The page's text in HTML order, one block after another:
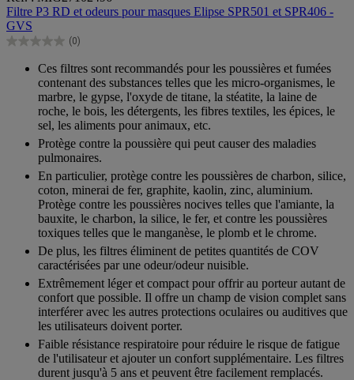
sur
5
étoiles.
Filtre P3 RD et odeurs pour masques Elipse SPR501 et SPR406 -
GVS
(0)
0.0
étoiles.
Ces filtres sont recommandés pour les poussières et fumées
contenant des substances telles que les micro-organismes, le
marbre, le gypse, l'oxyde de titane, la stéatite, la laine de
roche, le bois, les détergents, les fibres textiles, les épices, le
sel, les aliments pour animaux, etc.
Protège contre la poussière qui peut causer des maladies
pulmonaires.
En particulier, protège contre les poussières de charbon, silice,
coton, minerai de fer, graphite, kaolin, zinc, aluminium.
Protège contre les poussières nocives telles que l'amiante, la
bauxite, le charbon, la silice, le fer, et contre les poussières
toxiques telles que le manganèse, le plomb et le chrome.
De plus, les filtres éliminent de petites quantités de COV
caractérisées par une odeur/odeur nuisible.
Extrêmement léger et compact pour offrir au porteur autant de
confort que possible. Il offre un champ de vision complet sans
interférer avec les autres protections oculaires ou auditives que
les utilisateurs doivent porter.
Faible résistance respiratoire pour réduire le risque de fatigue
de l'utilisateur et ajouter un confort supplémentaire. Les filtres
durent jusqu'à 5 ans et peuvent être facilement remplacés.